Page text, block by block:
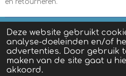
Deze website gebruikt
analyse-doeleinden en/of
advertenties. Door gebruik
maken van de site gaat u
akkoord.
en retourneren.
F
a
c
I
n
s
Algemene voorwaarden | Privacy